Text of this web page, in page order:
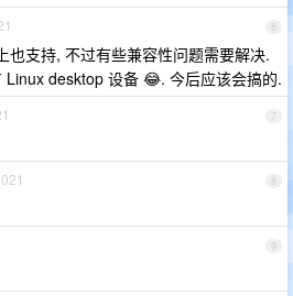
6
也支持, 不过有些兼容性问题需要解决.
Linux desktop 设备 😂. 今后应该会搞的.
7
8
9